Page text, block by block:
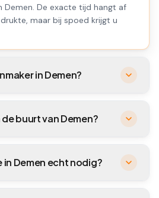
Demen. De exacte tijd hangt af
maar bij spoed krijgt u
in Demen?
buurt van Demen?
Demen echt nodig?